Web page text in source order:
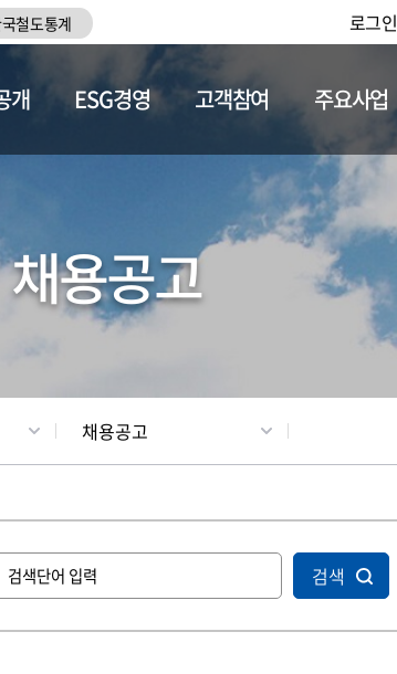
철도통계 로그인
채용정보
개 ESG경영 고객참여 주요사업
채용공고
채용공고
검색